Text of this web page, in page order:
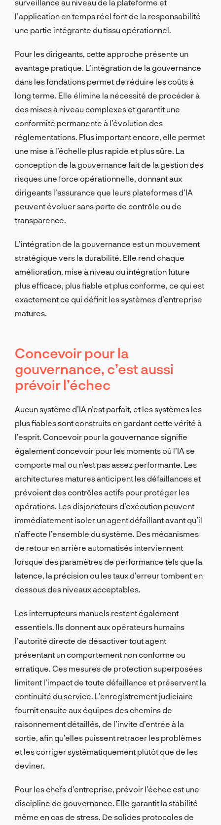
surveillance au niveau de la plateforme et
l’application en temps réel font de la responsabilité
une partie intégrante du tissu opérationnel.
Pour les dirigeants, cette approche présente un
avantage pratique. L’intégration de la gouvernance
dans les fondations permet de réduire les coûts à
long terme. Elle élimine la nécessité de procéder à
des mises à niveau complexes et garantit une
conformité permanente à l’évolution des
réglementations. Plus important encore, elle permet
une mise à l’échelle plus rapide et plus sûre. La
conception de la gouvernance fait de la gestion des
risques une force opérationnelle, donnant aux
dirigeants l’assurance que leurs plateformes d’IA
peuvent évoluer sans perte de contrôle ou de
transparence.
L’intégration de la gouvernance est un mouvement
stratégique vers la durabilité. Elle rend chaque
amélioration, mise à niveau ou intégration future
plus efficace, plus fiable et plus conforme, ce qui est
exactement ce qui définit les systèmes d’entreprise
matures.
Concevoir pour la
gouvernance, c’est aussi
prévoir l’échec
Aucun système d’IA n’est parfait, et les systèmes les
plus fiables sont construits en gardant cette vérité à
l’esprit. Concevoir pour la gouvernance signifie
également concevoir pour les moments où l’IA se
comporte mal ou n’est pas assez performante. Les
architectures matures anticipent les défaillances et
prévoient des contrôles actifs pour protéger les
opérations. Les disjoncteurs d’exécution peuvent
immédiatement isoler un agent défaillant avant qu’il
n’affecte l’ensemble du système. Des mécanismes
de retour en arrière automatisés interviennent
lorsque des paramètres de performance tels que la
latence, la précision ou les taux d’erreur tombent en
dessous des niveaux acceptables.
Les interrupteurs manuels restent également
essentiels. Ils donnent aux opérateurs humains
l’autorité directe de désactiver tout agent
présentant un comportement non conforme ou
erratique. Ces mesures de protection superposées
limitent l’impact de toute défaillance et préservent la
continuité du service. L’enregistrement judiciaire
fournit ensuite aux équipes des chemins de
raisonnement détaillés, de l’invite d’entrée à la
sortie, afin qu’elles puissent retracer les problèmes
et les corriger systématiquement plutôt que de les
deviner.
Pour les chefs d’entreprise, prévoir l’échec est une
discipline de gouvernance. Elle garantit la stabilité
même en cas de stress. De solides protocoles de